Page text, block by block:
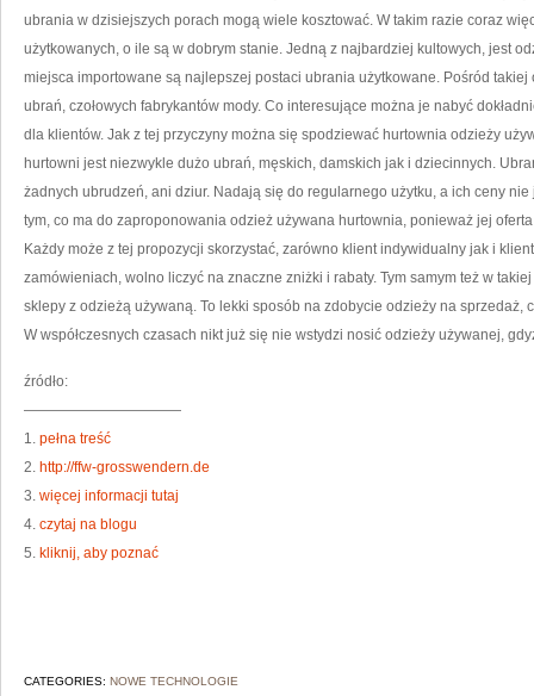
TO
ubrania w dzisiejszych porach mogą wiele kosztować. W takim razie coraz
użytkowanych, o ile są w dobrym stanie. Jedną z najbardziej kultowych, jest
miejsca importowane są najlepszej postaci ubrania użytkowane. Pośród
ubrań, czołowych fabrykantów mody. Co interesujące można je nabyć
dla klientów. Jak z tej przyczyny można się spodziewać hurtownia odzieży
hurtowni jest niezwykle dużo ubrań, męskich, damskich jak i dziecinnych.
żadnych ubrudzeń, ani dziur. Nadają się do regularnego użytku, a ich ceny
tym, co ma do zaproponowania odzież używana hurtownia, ponieważ jej
Każdy może z tej propozycji skorzystać, zarówno klient indywidualny jak i
zamówieniach, wolno liczyć na znaczne zniżki i rabaty. Tym samym też w
sklepy z odzieżą używaną. To lekki sposób na zdobycie odzieży na sprzedaż,
W współczesnych czasach nikt już się nie wstydzi nosić odzieży używanej,
źródło:
———————————
1. pełna treść
2. http://ffw-grosswendern.de
3. więcej informacji tutaj
4. czytaj na blogu
5. kliknij, aby poznać
CATEGORIES: NOWE TECHNOLOGIE